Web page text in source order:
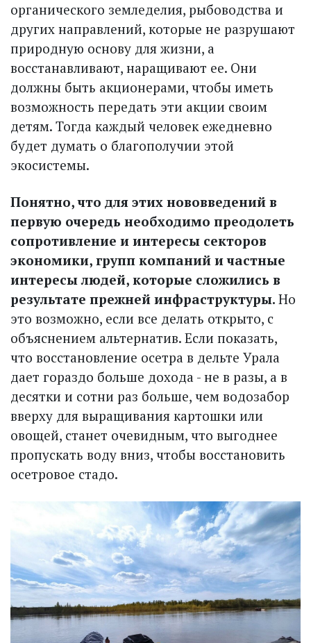
органического земледелия, рыбоводства и
других направлений, которые не разрушают
природную основу для жизни, а
восстанавливают, наращивают ее. Они
должны быть акционерами, чтобы иметь
возможность передать эти акции своим
детям. Тогда каждый человек ежедневно
будет думать о благополучии этой
экосистемы.
Понятно, что для этих нововведений в
первую очередь необходимо преодолеть
сопротивление и интересы секторов
экономики, групп компаний и частные
интересы людей, которые сложились в
результате прежней инфраструктуры. Но
это возможно, если все делать открыто, с
объяснением альтернатив. Если показать,
что восстановление осетра в дельте Урала
дает гораздо больше дохода - не в разы, а в
десятки и сотни раз больше, чем водозабор
вверху для выращивания картошки или
овощей, станет очевидным, что выгоднее
пропускать воду вниз, чтобы восстановить
осетровое стадо.